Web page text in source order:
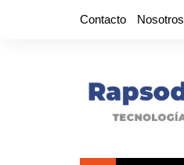
Contacto Nosotros